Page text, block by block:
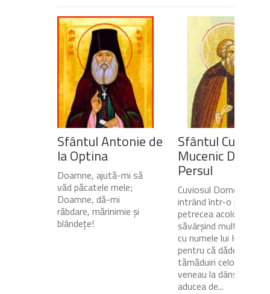
Sfântul Antonie de
la Optina
Doamne, ajută-mi să
văd păcatele mele;
Doamne, dă-mi
răbdare, mărinimie şi
blândeţe!
Sfântul Cuvios
Mucenic
Persul
Cuviosul Dometie
intrând într-o peșteră,
petrecea acolo
săvârșind multe minuni
cu numele lui Hristos,
pentru că dădea
tămăduiri celor ce
veneau la dânsul și îi
aducea de...